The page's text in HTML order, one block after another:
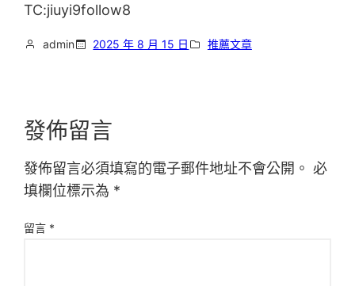
TC:jiuyi9follow8
admin 2025 年 8 月 15 日 推薦文章
發佈留言
發佈留言必須填寫的電子郵件地址不會公開。 必
填欄位標示為 *
留言 *